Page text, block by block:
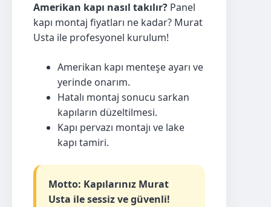
Amerikan kapı nasıl takılır? Panel
kapı montaj fiyatları ne kadar? Murat
Usta ile profesyonel kurulum!
Amerikan kapı menteşe ayarı ve
yerinde onarım.
Hatalı montaj sonucu sarkan
kapıların düzeltilmesi.
Kapı pervazı montajı ve lake
kapı tamiri.
Motto: Kapılarınız Murat
Usta ile sessiz ve güvenli!